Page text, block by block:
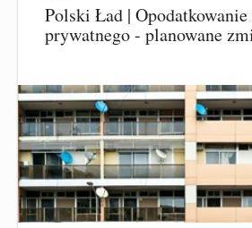
Polski Ład |
prywatnego - planowane